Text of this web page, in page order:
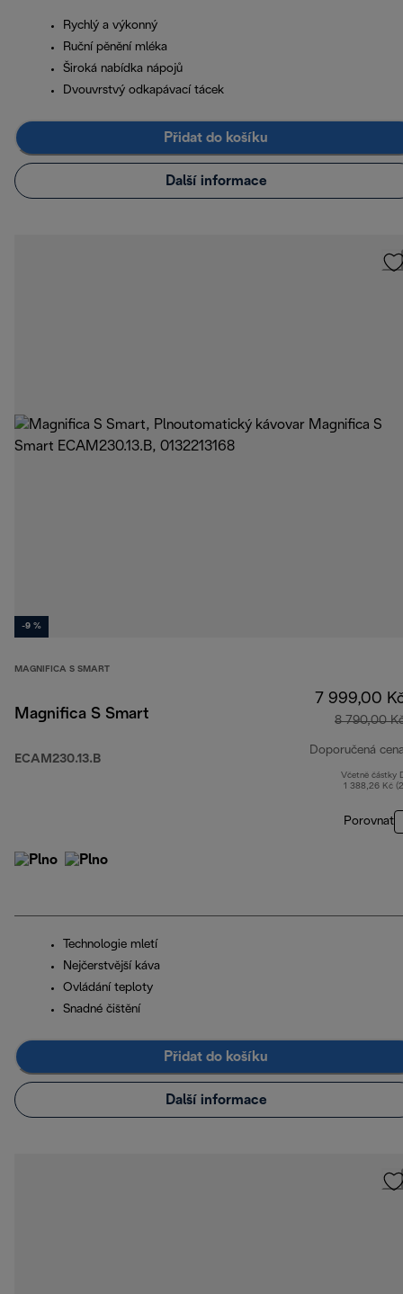
Rychlý a výkonný
Ruční pěnění mléka
Široká nabídka nápojů
Dvouvrstvý odkapávací tácek
Přidat do košíku
Další informace
-9 %
MAGNIFICA S SMART
Magnifica S Smart
ECAM230.13.B
7 999,00
8 790,00
Doporučená
Včetně částky
1 388,26 Kč
Porovnat
Technologie mletí
Nejčerstvější káva
Ovládání teploty
Snadné čištění
Přidat do košíku
Další informace